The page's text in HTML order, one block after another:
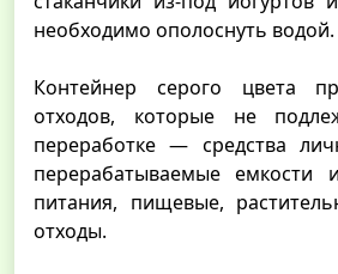
необходимо ополоснуть водой.
Контейнер серого цвета
отходов, которые не
переработке — средства
перерабатываемые емкости
питания, пищевые,
отходы.